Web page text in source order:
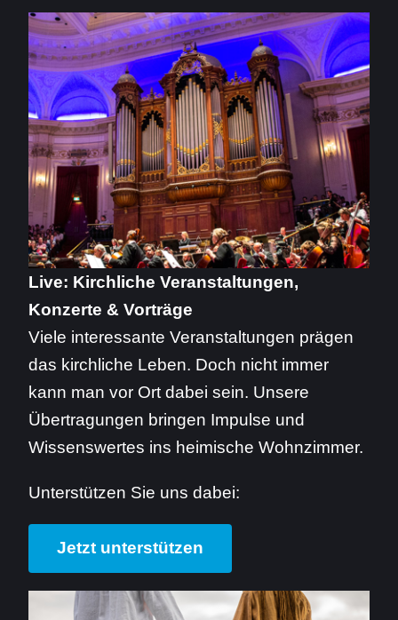
Live: Kirchliche Veranstaltungen,
Konzerte & Vorträge
Viele interessante Veranstaltungen prägen
das kirchliche Leben. Doch nicht immer
kann man vor Ort dabei sein. Unsere
Übertragungen bringen Impulse und
Wissenswertes ins heimische Wohnzimmer.
Unterstützen Sie uns dabei:
Jetzt unterstützen